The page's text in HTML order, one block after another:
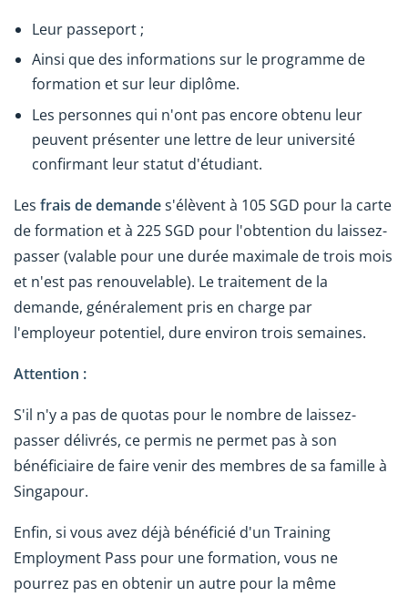
Leur passeport ;
Ainsi que des informations sur le programme de
formation et sur leur diplôme.
Les personnes qui n'ont pas encore obtenu leur
peuvent présenter une lettre de leur université
confirmant leur statut d'étudiant.
Les frais de demandes'élèvent à 105 SGD pour la carte
de formation et à 225 SGD pour l'obtention du laissez-
passer (valable pour une durée maximale de trois mois
et n'est pas renouvelable). Le traitement de la
demande, généralement pris en charge par
l'employeur potentiel, dure environ trois semaines.
Attention :
S'il n'y a pas de quotas pour le nombre de laissez-
passer délivrés, ce permis ne permet pas à son
bénéficiaire de faire venir des membres de sa famille à
Singapour.
Enfin, si vous avez déjà bénéficié d'un Training
Employment Pass pour une formation, vous ne
pourrez pas en obtenir un autre pour la même